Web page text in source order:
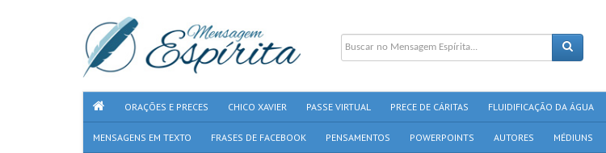
ORAÇÕES E PRECES CHICO XAVIER PASSE VIRTUAL PRECE DE CÁRITAS FLUIDIFICAÇÃO DA ÁGUA
MENSAGENS EM TEXTO FRASES DE FACEBOOK PENSAMENTOS POWERPOINTS AUTORES MÉDIUNS